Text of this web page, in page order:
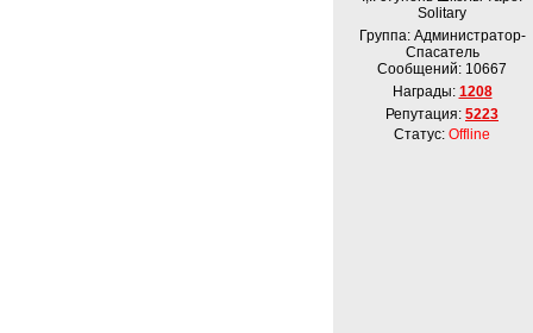
Solitary
Группа: Администратор-
Спасатель
Сообщений: 10667
Награды: 1208
Репутация: 5223
Статус: Offline